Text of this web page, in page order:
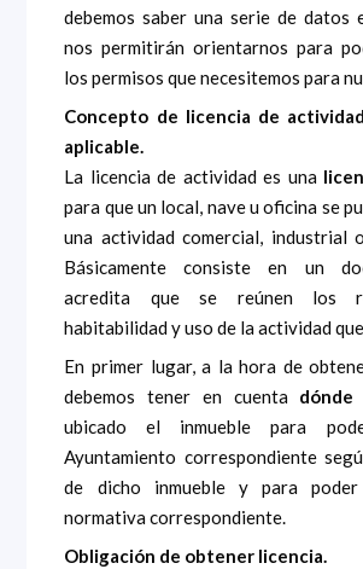
debemos saber una serie de datos
nos permitirán orientarnos para
los permisos que necesitemos para
Concepto de licencia de
aplicable.
La licencia de actividad es una
para que un local, nave u oficina se
una actividad comercial, industrial
Básicamente consiste en un
acredita que se reúnen los
habitabilidad y uso de la actividad
En primer lugar, a la hora de
debemos tener en cuenta dónde
ubicado el inmueble para
Ayuntamiento correspondiente
de dicho inmueble y para
normativa correspondiente.
Obligación de obtener licencia.